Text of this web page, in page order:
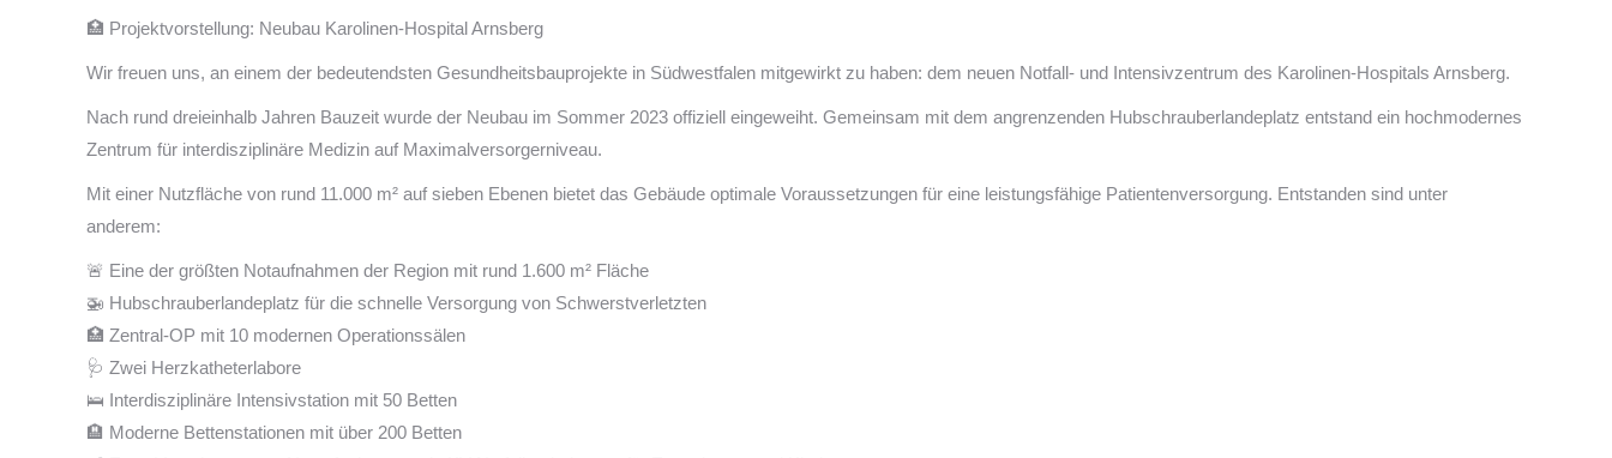
🏥 Projektvorstellung: Neubau Karolinen-Hospital Arnsberg
Wir freuen uns, an einem der bedeutendsten Gesundheitsbauprojekte in Südwestfalen mitgewirkt zu haben: dem neuen Notfall- und Intensivzentrum des Karolinen-Hospitals Arnsberg.
Nach rund dreieinhalb Jahren Bauzeit wurde der Neubau im Sommer 2023 offiziell eingeweiht. Gemeinsam mit dem angrenzenden Hubschrauberlandeplatz entstand ein hochmodernes
Zentrum für interdisziplinäre Medizin auf Maximalversorgerniveau.
Mit einer Nutzfläche von rund 11.000 m² auf sieben Ebenen bietet das Gebäude optimale Voraussetzungen für eine leistungsfähige Patientenversorgung. Entstanden sind unter
anderem:
🚨 Eine der größten Notaufnahmen der Region mit rund 1.600 m² Fläche
🚁 Hubschrauberlandeplatz für die schnelle Versorgung von Schwerstverletzten
🏥 Zentral-OP mit 10 modernen Operationssälen
🩺 Zwei Herzkatheterlabore
🛌 Interdisziplinäre Intensivstation mit 50 Betten
🏨 Moderne Bettenstationen mit über 200 Betten